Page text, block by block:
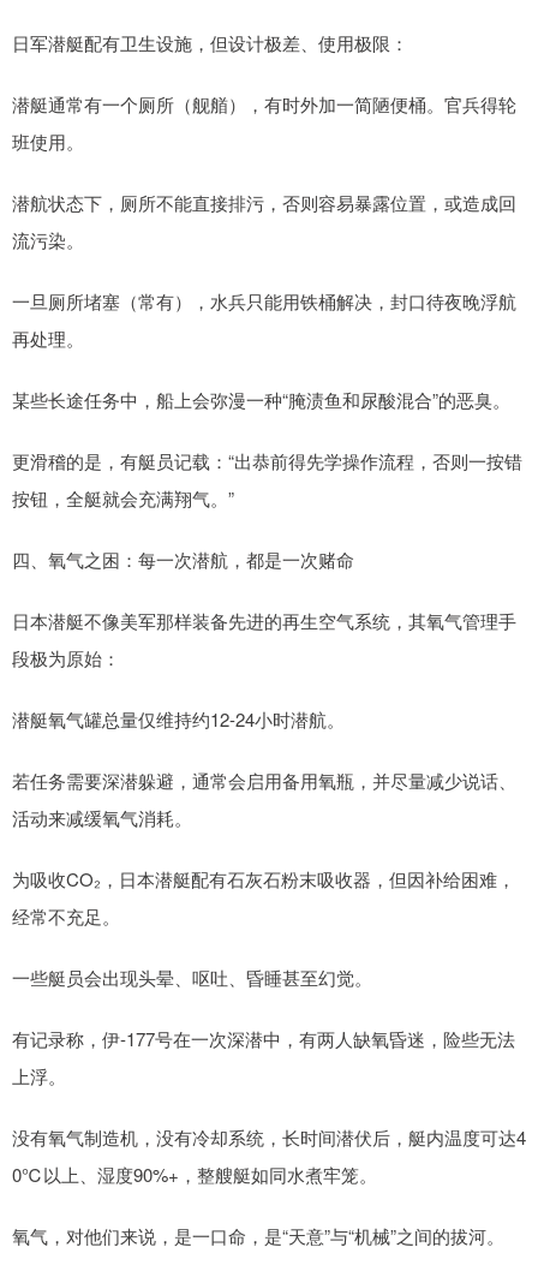
日军潜艇配有卫生设施，但设计极差、使用极限：
潜艇通常有一个厕所（舰艏），有时外加一简陋便桶。官兵得轮
班使用。
潜航状态下，厕所不能直接排污，否则容易暴露位置，或造成回
流污染。
一旦厕所堵塞（常有），水兵只能用铁桶解决，封口待夜晚浮航
再处理。
某些长途任务中，船上会弥漫一种“腌渍鱼和尿酸混合”的恶臭。
更滑稽的是，有艇员记载：“出恭前得先学操作流程，否则一按错
按钮，全艇就会充满翔气。”
四、氧气之困：每一次潜航，都是一次赌命
日本潜艇不像美军那样装备先进的再生空气系统，其氧气管理手
段极为原始：
潜艇氧气罐总量仅维持约12-24小时潜航。
若任务需要深潜躲避，通常会启用备用氧瓶，并尽量减少说话、
活动来减缓氧气消耗。
为吸收CO₂，日本潜艇配有石灰石粉末吸收器，但因补给困难，
经常不充足。
一些艇员会出现头晕、呕吐、昏睡甚至幻觉。
有记录称，伊-177号在一次深潜中，有两人缺氧昏迷，险些无法
上浮。
没有氧气制造机，没有冷却系统，长时间潜伏后，艇内温度可达4
0℃以上、湿度90%+，整艘艇如同水煮牢笼。
氧气，对他们来说，是一口命，是“天意”与“机械”之间的拔河。